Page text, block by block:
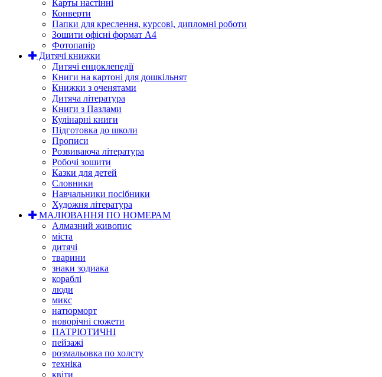
Карты настінні
Конверти
Папки для креслення, курсові, дипломні роботи
Зошити офісні формат А4
Фотопапір
Дитячі книжки
Дитячі енцоклепедії
Книги на картоні для дошкільнят
Книжки з оченятами
Дитяча література
Книги з Пазлами
Кулінарні книги
Підготовка до школи
Прописи
Розвиваюча література
Робочі зошити
Казки для детей
Словники
Навчальники посібники
Художня література
МАЛЮВАННЯ ПО НОМЕРАМ
Алмазний живопис
міста
дитячі
тварини
знаки зодиака
кораблі
люди
микс
натюрморт
новорічні сюжети
ПАТРІОТИЧНІ
пейзажі
розмальовка по холсту
техніка
квіти